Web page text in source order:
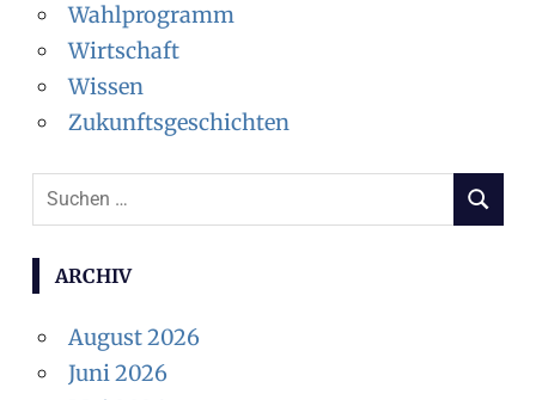
Wahlprogramm
Wirtschaft
Wissen
Zukunftsgeschichten
Suchen
nach:
SUCHEN
ARCHIV
August 2026
Juni 2026